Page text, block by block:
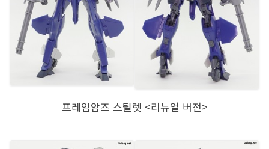
프레임암즈 스틸렛 <리뉴얼 버전>